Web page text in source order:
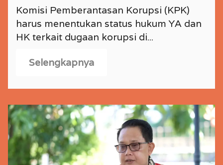
Komisi Pemberantasan Korupsi (KPK)
harus menentukan status hukum YA dan
HK terkait dugaan korupsi di...
Selengkapnya